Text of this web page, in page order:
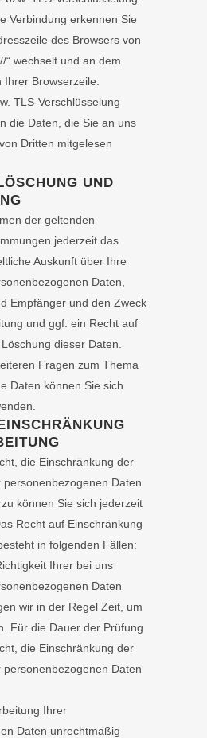
Verbindung erkennen Sie
des Browsers von
“ wechselt und an dem
Browserzeile.
TLS-Verschlüsselung
die Daten, die Sie an uns
Dritten mitgelesen
UND
der geltenden
jederzeit das
Auskunft über Ihre
Daten,
Empfänger und den Zweck
und ggf. ein Recht auf
dieser Daten.
Fragen zum Thema
Daten können Sie sich
die Einschränkung der
Daten
können Sie sich jederzeit
Recht auf Einschränkung
in folgenden Fällen:
Ihrer bei uns
Daten
wir in der Regel Zeit, um
Für die Dauer der Prüfung
die Einschränkung der
Daten
Ihrer
Daten unrechtmäßig